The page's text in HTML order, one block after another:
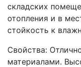
складских
отопления и в
стойкость к
Свойства:
материалами.